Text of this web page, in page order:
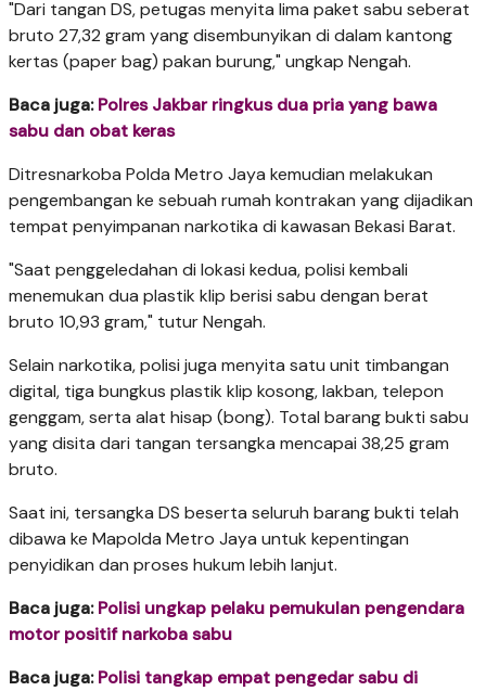
"​Dari tangan DS, petugas menyita lima paket sabu seberat
bruto 27,32 gram yang disembunyikan di dalam kantong
kertas (paper bag) pakan burung," ungkap Nengah.
Baca juga:Polres Jakbar ringkus dua pria yang bawa
sabu dan obat keras
​Ditresnarkoba Polda Metro Jaya kemudian melakukan
pengembangan ke sebuah rumah kontrakan yang dijadikan
tempat penyimpanan narkotika di kawasan Bekasi Barat.
​"Saat penggeledahan di lokasi kedua, polisi kembali
menemukan dua plastik klip berisi sabu dengan berat
bruto 10,93 gram," tutur Nengah.
​Selain narkotika, polisi juga menyita satu unit timbangan
digital, tiga bungkus plastik klip kosong, lakban, telepon
genggam, serta alat hisap (bong). Total barang bukti sabu
yang disita dari tangan tersangka mencapai 38,25 gram
bruto.
​Saat ini, tersangka DS beserta seluruh barang bukti telah
dibawa ke Mapolda Metro Jaya untuk kepentingan
penyidikan dan proses hukum lebih lanjut.
Baca juga:Polisi ungkap pelaku pemukulan pengendara
motor positif narkoba sabu
Baca juga:Polisi tangkap empat pengedar sabu di